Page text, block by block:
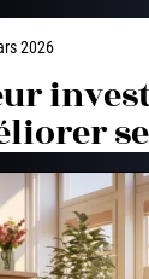
2026